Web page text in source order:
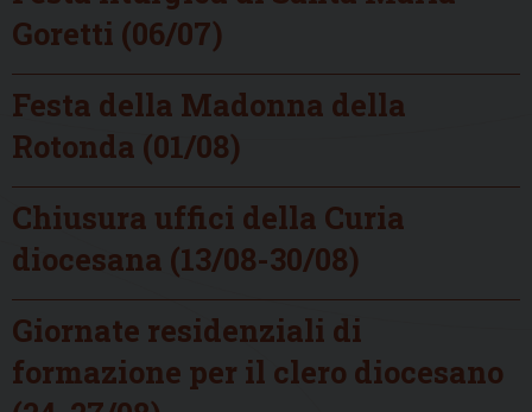
Goretti (06/07)
Festa della Madonna della
Rotonda (01/08)
Chiusura uffici della Curia
diocesana (13/08-30/08)
Giornate residenziali di
formazione per il clero diocesano